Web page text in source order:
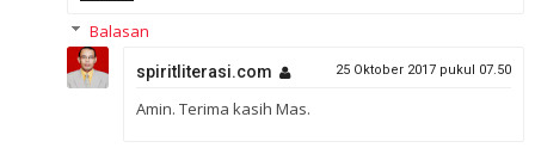
Balasan
spiritliterasi.com 25 Oktober 2017 pukul 07.50
Amin. Terima kasih Mas.